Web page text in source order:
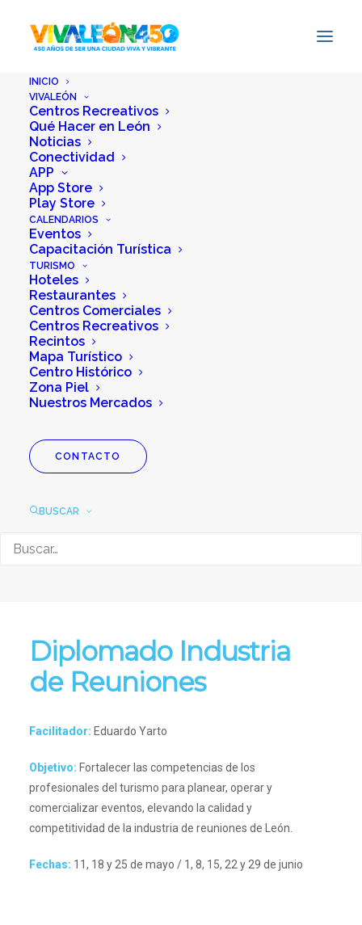
INICIO
VIVALEÓN
Centros Recreativos
Qué Hacer en León
Noticias
Conectividad
APP
App Store
Play Store
CALENDARIOS
Eventos
Capacitación Turística
TURISMO
Hoteles
Restaurantes
Centros Comerciales
Centros Recreativos
Recintos
Mapa Turístico
Centro Histórico
Zona Piel
Nuestros Mercados
CONTACTO
BUSCAR
Diplomado Industria
de Reuniones
19 mayo, 2026
Diplomado Industria
de Reuniones
Facilitador: Eduardo Yarto
Objetivo: Fortalecer las competencias de los
profesionales del turismo para planear, operar y
comercializar eventos, elevando la calidad y
competitividad de la industria de reuniones de León.
Fechas: 11, 18 y 25 de mayo / 1, 8, 15, 22 y 29 de junio